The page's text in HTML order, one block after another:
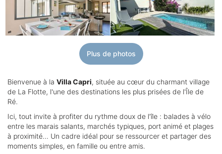
Plus de photos
Bienvenue à la Villa Capri, située au cœur du charmant village
de La Flotte, l'une des destinations les plus prisées de l'Île de
Ré.
Ici, tout invite à profiter du rythme doux de l'île : balades à vélo
entre les marais salants, marchés typiques, port animé et plages
à proximité… Un cadre idéal pour se ressourcer et partager des
moments simples, en famille ou entre amis.